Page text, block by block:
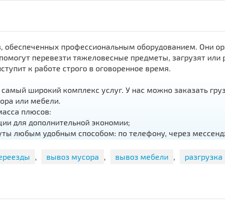
обеспеченных профессиональным оборудованием. Они
перевезти тяжеловесные предметы, загрузят или
к работе строго в оговоренное время.
широкий комплекс услуг. У нас можно заказать
или мебели.
плюсов:
для дополнительной экономии;
любым удобным способом: по телефону, через
включая выходные и праздники (по предварительному
, вывоз мусора , вывоз мебели , разгрузка